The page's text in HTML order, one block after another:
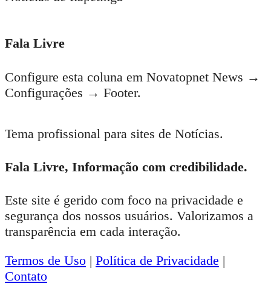
Fala Livre
Configure esta coluna em Novatopnet News →
Configurações → Footer.
Tema profissional para sites de Notícias.
Fala Livre, Informação com credibilidade.
Este site é gerido com foco na privacidade e
segurança dos nossos usuários. Valorizamos a
transparência em cada interação.
Termos de Uso | Política de Privacidade |
Contato